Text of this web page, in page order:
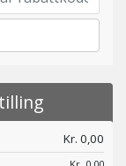
Kr. 0,00